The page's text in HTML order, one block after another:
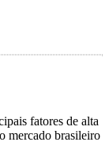
fatores de alta
mercado brasileiro